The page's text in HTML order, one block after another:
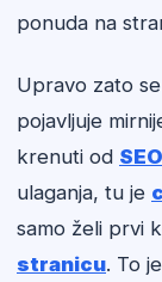
ponuda na
Upravo zato
pojavljuje
krenuti od
ulaganja, tu je
samo želi prvi
stranicu. To